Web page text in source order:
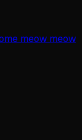
meow meow